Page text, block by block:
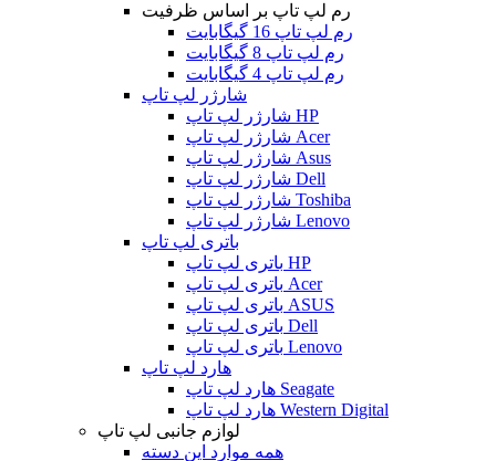
رم لپ تاپ بر اساس ظرفیت
رم لپ تاپ 16 گیگابایت
رم لپ تاپ 8 گیگابایت
رم لپ تاپ 4 گیگابایت
شارژر لپ تاپ
شارژر لپ تاپ HP
شارژر لپ تاپ Acer
شارژر لپ تاپ Asus
شارژر لپ تاپ Dell
شارژر لپ تاپ Toshiba
شارژر لپ تاپ Lenovo
باتری لپ تاپ
باتری لپ تاپ HP
باتری لپ تاپ Acer
باتری لپ تاپ ASUS
باتری لپ تاپ Dell
باتری لپ تاپ Lenovo
هارد لپ تاپ
هارد لپ تاپ Seagate
هارد لپ تاپ Western Digital
لوازم جانبی لپ تاپ
همه موارد این دسته